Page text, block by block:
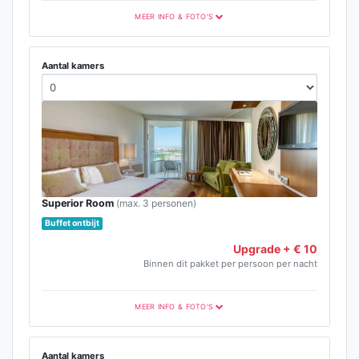
MEER INFO & FOTO'S
Aantal kamers
Superior Room (max. 3 personen)
Buffet ontbijt
Upgrade + € 10
Binnen dit pakket per persoon per nacht
MEER INFO & FOTO'S
Aantal kamers